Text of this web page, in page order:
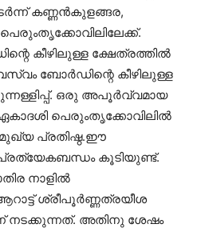
കണ്ണൻകുളങ്ങര,
കീഴിലുള്ള ക്ഷേത്രത്തിൽ
ബോർഡിന്റെ കീഴിലുള്ള
ഒരു അപൂർവ്വമായ
പെരുംതൃക്കോവിലിൽ
പ്രതിഷ്ഠ.ഈ
കൂടിയുണ്ട്.
നാളിൽ
ശ്രീപൂർണ്ണത്രയീശ
നടക്കുന്നത്. അതിനു ശേഷം